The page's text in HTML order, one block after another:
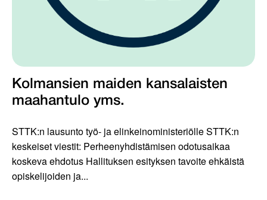
Kolmansien maiden kansalaisten
maahantulo yms.
STTK:n lausunto työ- ja elinkeinoministeriölle STTK:n
keskeiset viestit: Perheenyhdistämisen odotusaikaa
koskeva ehdotus Hallituksen esityksen tavoite ehkäistä
opiskelijoiden ja...